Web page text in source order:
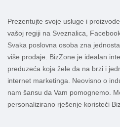
Prezentujte svoje usluge i
vašoj regiji na Sveznalica,
Svaka poslovna osoba zna
više prodaje. BizZone je idealan
preduzeća koja žele da na brzi i
internet marketinga. Neovisno o
nam šansu da Vam pomognemo.
personalizirano rješenje koristeći